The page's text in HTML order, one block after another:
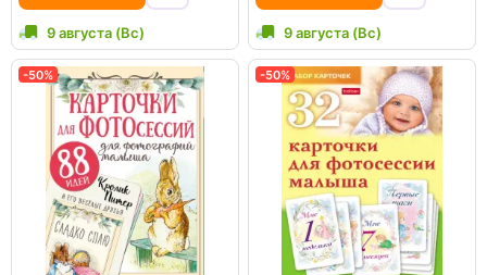
9 августа (Вс) 9 августа (Вс)
-50% -50%